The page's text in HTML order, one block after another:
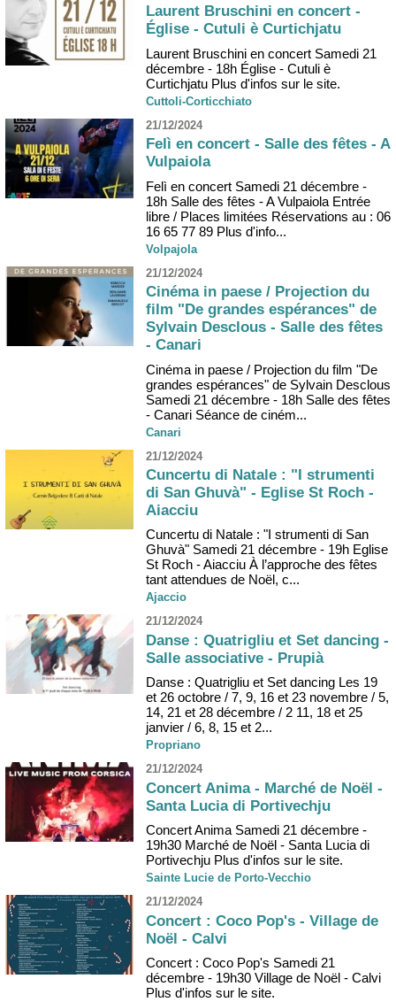
Laurent Bruschini en concert -
Église - Cutuli è Curtichjatu
Laurent Bruschini en concert Samedi 21
décembre - 18h Église - Cutuli è
Curtichjatu Plus d'infos sur le site.
Cuttoli-Corticchiato
21/12/2024
Felì en concert - Salle des fêtes - A
Vulpaiola
Felì en concert Samedi 21 décembre -
18h Salle des fêtes - A Vulpaiola Entrée
libre / Places limitées Réservations au : 06
16 65 77 89 Plus d'info...
Volpajola
21/12/2024
Cinéma in paese / Projection du
film "De grandes espérances" de
Sylvain Desclous - Salle des fêtes
- Canari
Cinéma in paese / Projection du film "De
grandes espérances" de Sylvain Desclous
Samedi 21 décembre - 18h Salle des fêtes
- Canari Séance de ciném...
Canari
21/12/2024
Cuncertu di Natale : "I strumenti
di San Ghuvà" - Eglise St Roch -
Aiacciu
Cuncertu di Natale : "I strumenti di San
Ghuvà" Samedi 21 décembre - 19h Eglise
St Roch - Aiacciu À l’approche des fêtes
tant attendues de Noël, c...
Ajaccio
21/12/2024
Danse : Quatrigliu et Set dancing -
Salle associative - Prupià
Danse : Quatrigliu et Set dancing Les 19
et 26 octobre / 7, 9, 16 et 23 novembre / 5,
14, 21 et 28 décembre / 2 11, 18 et 25
janvier / 6, 8, 15 et 2...
Propriano
21/12/2024
Concert Anima - Marché de Noël -
Santa Lucia di Portivechju
Concert Anima Samedi 21 décembre -
19h30 Marché de Noël - Santa Lucia di
Portivechju Plus d'infos sur le site.
Sainte Lucie de Porto-Vecchio
21/12/2024
Concert : Coco Pop's - Village de
Noël - Calvi
Concert : Coco Pop's Samedi 21
décembre - 19h30 Village de Noël - Calvi
Plus d'infos sur le site.